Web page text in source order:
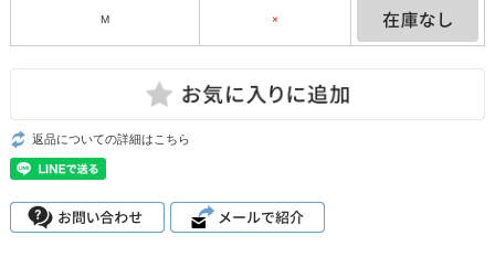
M ×
返品についての詳細はこちら